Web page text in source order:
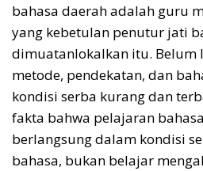
bahasa daerah adalah guru
yang kebetulan penutur jati
dimuatanlokalkan itu. Belum
metode, pendekatan, dan
kondisi serba kurang dan
fakta bahwa pelajaran
berlangsung dalam kondisi
bahasa, bukan belajar